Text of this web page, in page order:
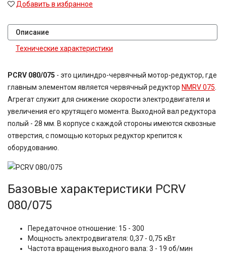
Добавить в избранное
Описание
Технические характеристики
PCRV 080/075 - это цилиндро-червячный мотор-редуктор, где
главным элементом является червячный редуктор NMRV 075
Агрегат служит для снижение скорости электродвигателя и
увеличения его крутящего момента. Выходной вал редуктора
полый - 28 мм. В корпусе с каждой стороны имеются сквозные
отверстия, с помощью которых редуктор крепится к
оборудованию.
Базовые характеристики PCRV
080/075
Передаточное отношение: 15 - 300
Мощность электродвигателя: 0,37 - 0,75 кВт
Частота вращения выходного вала: 3 - 19 об/мин